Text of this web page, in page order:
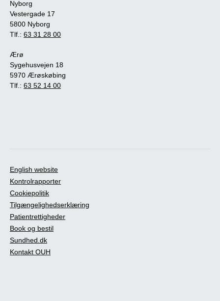
Nyborg
Vestergade 17
5800 Nyborg
Tlf.: 63 31 28 00
Ærø
Sygehusvejen 18
5970 Ærøskøbing
Tlf.: 63 52 14 00
English website
Kontrolrapporter
Cookiepolitik
Tilgængelighedserklæring
Patientrettigheder
Book og bestil
Sundhed.dk
Kontakt OUH